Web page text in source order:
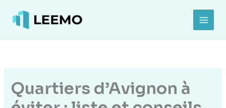
contenu
Quartiers d’Avignon à